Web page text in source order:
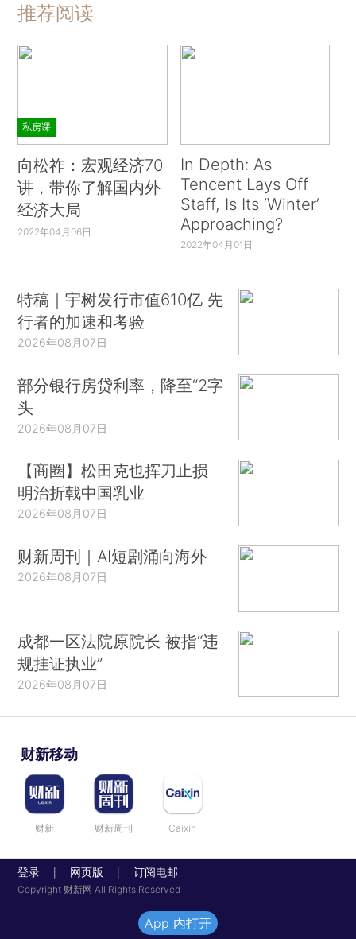
推荐阅读
私房课
向松祚：宏观经济70
讲，带你了解国内外
经济大局
2022年04月06日
In Depth: As
Tencent Lays Off
Staff, Is Its ‘Winter’
Approaching?
2022年04月01日
特稿｜宇树发行市值610亿 先
行者的加速和考验
2026年08月07日
部分银行房贷利率，降至“2字
头
2026年08月07日
【商圈】松田克也挥刀止损
明治折戟中国乳业
2026年08月07日
财新周刊｜AI短剧涌向海外
2026年08月07日
成都一区法院原院长 被指“违
规挂证执业”
2026年08月07日
财新移动
财新 财新周刊 Caixin
登录 网页版 订阅电邮
Copyright 财新网 All Rights Reserved
App 内打开